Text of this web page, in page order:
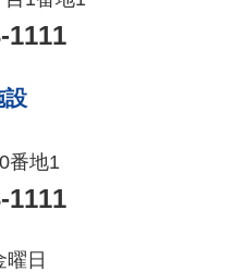
1111
設
番地1
1111
曜日